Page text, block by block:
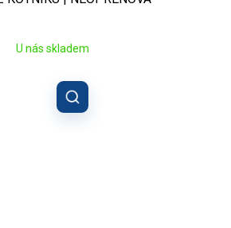
U nás skladem